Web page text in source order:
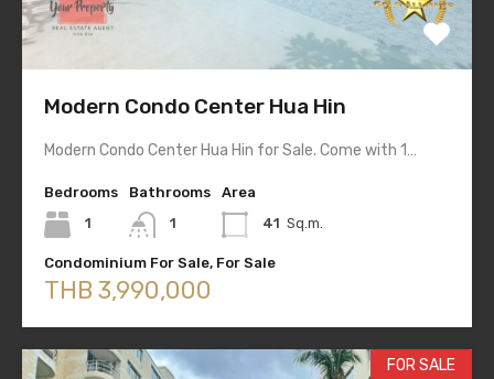
Modern Condo Center Hua Hin
Modern Condo Center Hua Hin for Sale. Come with 1…
Bedrooms
1
Bathrooms
1
Area
41 Sq.m.
Condominium For Sale, For Sale
THB 3,990,000
FOR SALE